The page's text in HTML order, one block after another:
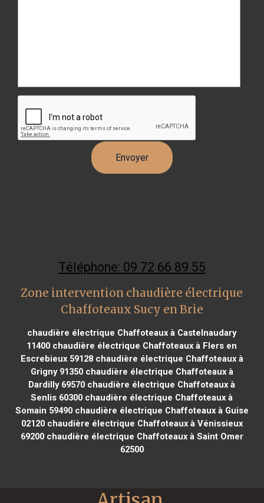
Téléphone: 09 72 66 89 55
Zone intervention chaudière électrique
Chaffoteaux Sucy en Brie
chaudière électrique Chaffoteaux à Castelnaudary
11400 chaudière électrique Chaffoteaux à Flers en
Escrebieux 59128chaudière électrique Chaffoteaux à
Grigny 91350chaudière électrique Chaffoteaux à
Dardilly 69570 chaudière électrique Chaffoteaux à
Senlis 60300 chaudière électrique Chaffoteaux à
Somain 59490chaudière électrique Chaffoteaux à Guise
02120chaudière électrique Chaffoteaux à Vénissieux
69200chaudière électrique Chaffoteaux à Saint Omer
62500